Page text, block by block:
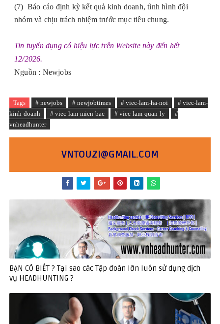
(7) Báo cáo định kỳ kết quả kinh doanh, tình hình đội
nhóm và chịu trách nhiệm trước mục tiêu chung.
Tin tuyển dụng có hiệu lực trên Website này đến hết
12/2026.
Nguồn : Newjobs
Tags # newjobs # newjobtimes # viec-lam-ha-noi
# viec-lam-
kinh-doanh
# viec-lam-mien-bac # viec-lam-quan-ly
#
vnheadhunter
VNTOUZI@GMAIL.COM
BẠN CÓ BIẾT ? Tại sao các Tập đoàn lớn luôn sử dụng dịch
vụ HEADHUNTING ?